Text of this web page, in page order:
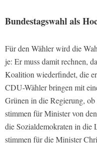
Bundestagswahl als
Für den Wähler wird die
je: Er muss damit rechnen,
Koalition wiederfindet, die
CDU-Wähler bringen mit
Grünen in die Regierung,
stimmen für Minister von
die Sozialdemokraten in die
stimmen für die Minister